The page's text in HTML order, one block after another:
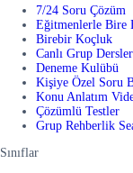
7/24 Soru Çözüm
Eğitmenlerle Bire
Birebir Koçluk
Canlı Grup
Deneme Kulübü
Kişiye Özel Soru
Konu Anlatım
Çözümlü Testler
Grup Rehberlik
Sınıflar